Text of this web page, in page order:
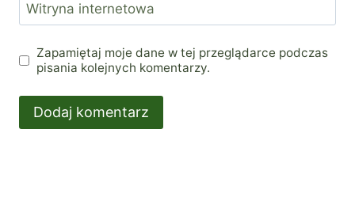
Witryna internetowa
Zapamiętaj moje dane w tej przeglądarce podczas
pisania kolejnych komentarzy.